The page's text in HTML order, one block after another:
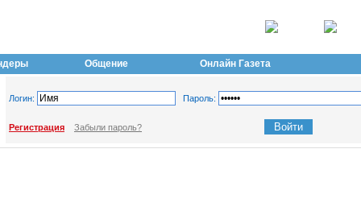
Общение Онлайн Газета
Логин: Пароль:
Регистрация Забыли пароль?